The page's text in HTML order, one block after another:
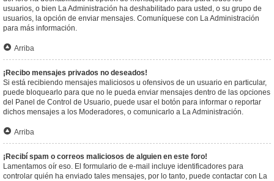
usuarios, o bien La Administración ha deshabilitado para usted, o su grupo de
usuarios, la opción de enviar mensajes. Comuníquese con La Administración
para más información.
Arriba
¡Recibo mensajes privados no deseados!
Si está recibiendo mensajes maliciosos u ofensivos de un usuario en particular,
puede bloquearlo para que no le pueda enviar mensajes dentro de las opciones
del Panel de Control de Usuario, puede usar el botón para informar o reportar
dichos mensajes a los Moderadores, o comunicarlo a La Administración.
Arriba
¡Recibí spam o correos maliciosos de alguien en este foro!
Lamentamos oír eso. El formulario de e-mail incluye identificadores para
controlar quién ha enviado tales mensajes, por lo tanto, puede contactar con La